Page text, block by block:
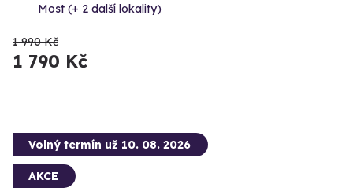
Most (+ 2 další lokality)
1 990 Kč
1 790 Kč
Volný termín už 10. 08. 2026
AKCE